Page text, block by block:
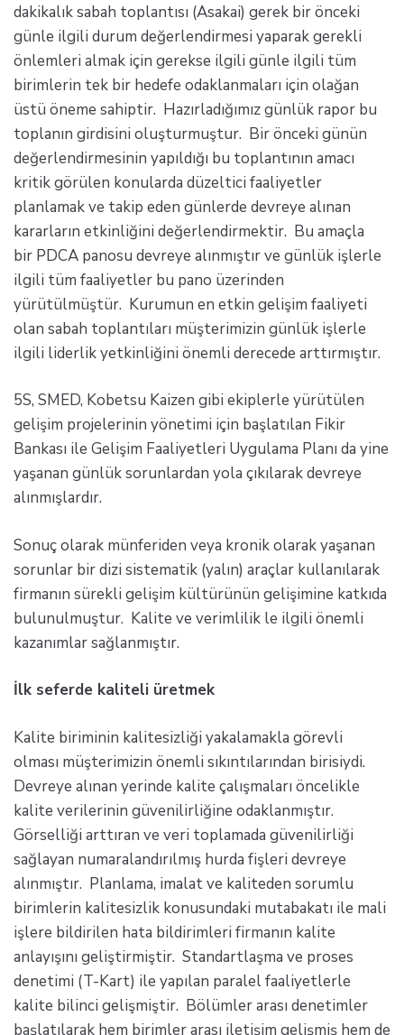
dakikalık sabah toplantısı (Asakai) gerek bir önceki
günle ilgili durum değerlendirmesi yaparak gerekli
önlemleri almak için gerekse ilgili günle ilgili tüm
birimlerin tek bir hedefe odaklanmaları için olağan
üstü öneme sahiptir. Hazırladığımız günlük rapor bu
toplanın girdisini oluşturmuştur. Bir önceki günün
değerlendirmesinin yapıldığı bu toplantının amacı
kritik görülen konularda düzeltici faaliyetler
planlamak ve takip eden günlerde devreye alınan
kararların etkinliğini değerlendirmektir. Bu amaçla
bir PDCA panosu devreye alınmıştır ve günlük işlerle
ilgili tüm faaliyetler bu pano üzerinden
yürütülmüştür. Kurumun en etkin gelişim faaliyeti
olan sabah toplantıları müşterimizin günlük işlerle
ilgili liderlik yetkinliğini önemli derecede arttırmıştır.
5S, SMED, Kobetsu Kaizen gibi ekiplerle yürütülen
gelişim projelerinin yönetimi için başlatılan Fikir
Bankası ile Gelişim Faaliyetleri Uygulama Planı da yine
yaşanan günlük sorunlardan yola çıkılarak devreye
alınmışlardır.
Sonuç olarak münferiden veya kronik olarak yaşanan
sorunlar bir dizi sistematik (yalın) araçlar kullanılarak
firmanın sürekli gelişim kültürünün gelişimine katkıda
bulunulmuştur. Kalite ve verimlilik le ilgili önemli
kazanımlar sağlanmıştır.
İlk seferde kaliteli üretmek
Kalite biriminin kalitesizliği yakalamakla görevli
olması müşterimizin önemli sıkıntılarından birisiydi.
Devreye alınan yerinde kalite çalışmaları öncelikle
kalite verilerinin güvenilirliğine odaklanmıştır.
Görselliği arttıran ve veri toplamada güvenilirliği
sağlayan numaralandırılmış hurda fişleri devreye
alınmıştır. Planlama, imalat ve kaliteden sorumlu
birimlerin kalitesizlik konusundaki mutabakatı ile mali
işlere bildirilen hata bildirimleri firmanın kalite
anlayışını geliştirmiştir. Standartlaşma ve proses
denetimi (T-Kart) ile yapılan paralel faaliyetlerle
kalite bilinci gelişmiştir. Bölümler arası denetimler
başlatılarak hem birimler arası iletişim gelişmiş hem de